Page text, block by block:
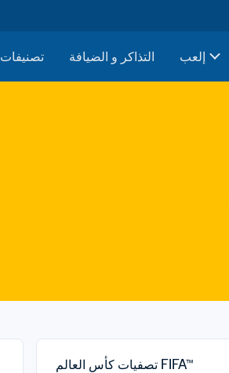
تصنيفات التذاكر و الضيافة إلعب
تصفيات كأس العالم FIFA™